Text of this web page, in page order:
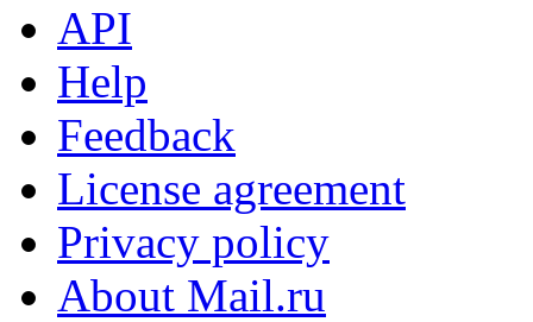
API
Help
Feedback
License agreement
Privacy policy
About Mail.ru